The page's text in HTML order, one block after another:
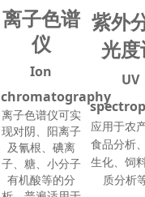
离子色谱
仪
Ion
chromatography
离子色谱仪可实
现对阴、阳离子
及氰根、碘离
子、糖、小分子
有机酸等的分
紫外
光
UV
应用于农
食品分析
生化、饲
质分析